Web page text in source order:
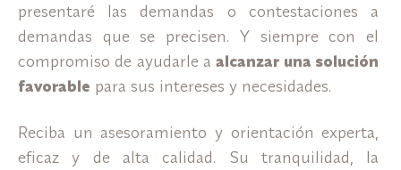
presentaré las demandas o contestaciones a
demandas que se precisen. Y siempre con el
compromiso de ayudarle aalcanzar una solución
favorable para sus intereses y necesidades.
Reciba un asesoramiento y orientación experta,
eficaz y de alta calidad. Su tranquilidad, la